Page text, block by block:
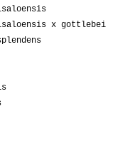
x gottlebei